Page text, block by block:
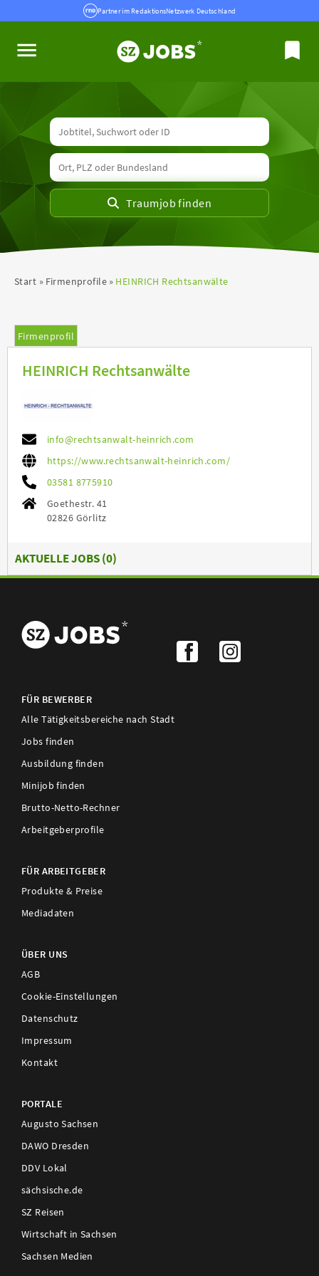
Partner im RedaktionsNetzwerk Deutschland
Start Firmenprofile HEINRICH Rechtsanwälte
Firmenprofil
HEINRICH Rechtsanwälte
info@rechtsanwalt-heinrich.com
https://www.rechtsanwalt-heinrich.com/
03581 8775910
Goethestr. 41
02826 Görlitz
AKTUELLE JOBS (0)
FÜR BEWERBER
Alle Tätigkeitsbereiche nach Stadt
Jobs finden
Ausbildung finden
Minijob finden
Brutto-Netto-Rechner
Arbeitgeberprofile
FÜR ARBEITGEBER
Produkte & Preise
Mediadaten
ÜBER UNS
AGB
Cookie-Einstellungen
Datenschutz
Impressum
Kontakt
PORTALE
Augusto Sachsen
DAWO Dresden
DDV Lokal
sächsische.de
SZ Reisen
Wirtschaft in Sachsen
Sachsen Medien